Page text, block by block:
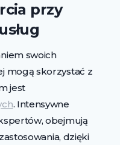
przy
swoich
mogą skorzystać z
jest
. Intensywne
obejmują
dzięki